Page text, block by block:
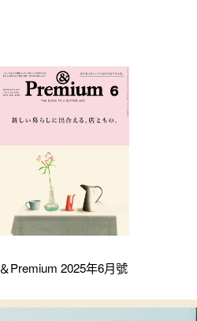
＆Premium 2025年6月號